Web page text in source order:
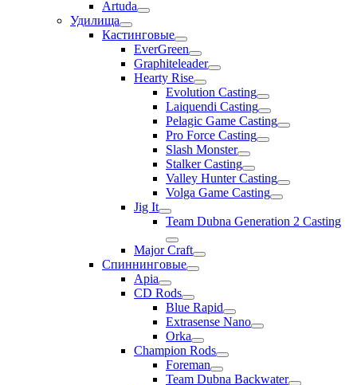
Artuda
Удилища
Кастинговые
EverGreen
Graphiteleader
Hearty Rise
Evolution Casting
Laiquendi Casting
Pelagic Game Casting
Pro Force Casting
Slash Monster
Stalker Casting
Valley Hunter Casting
Volga Game Casting
Jig It
Team Dubna Generation 2 Casting
Major Craft
Спиннинговые
Apia
CD Rods
Blue Rapid
Extrasense Nano
Orka
Champion Rods
Foreman
Team Dubna Backwater